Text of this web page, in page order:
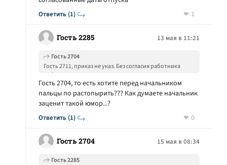
Ответить (1)
1
Гость 2285 13 мая в 11:21
Ответить (1)
Гость 2704
Гость 2711, приказ не указ. Без согласия работника
работодатель не вправе изменить ранее
согласованные даты отпуска
Гость 2704, то есть хотите перед начальником
пальцы по растопырить??? Как думаете начальник
заценит такой юмор...?
0
Гость 2704 15 мая в 08:34
Гость 2285